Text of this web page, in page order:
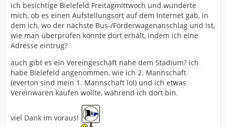
ich besichtige Bielefeld Freitagmittwoch und wunderte
mich, ob es einen Aufstellungsort auf dem Internet gab, in
dem ich, wo der nächste Bus-/Förderwagenanschlag und ist,
wie man überprüfen könnte dort erhält, indem ich eine
Adresse eintrug?
auch gibt es ein Vereingeschäft nahe dem Stadium? ich
habe Bielefeld angenommen, wie ich 2. Mannschaft
(everton sind mein 1. Mannschaft lol) und ich etwas
Vereinwaren kaufen wollte, während ich dort bin.
viel Dank im voraus!